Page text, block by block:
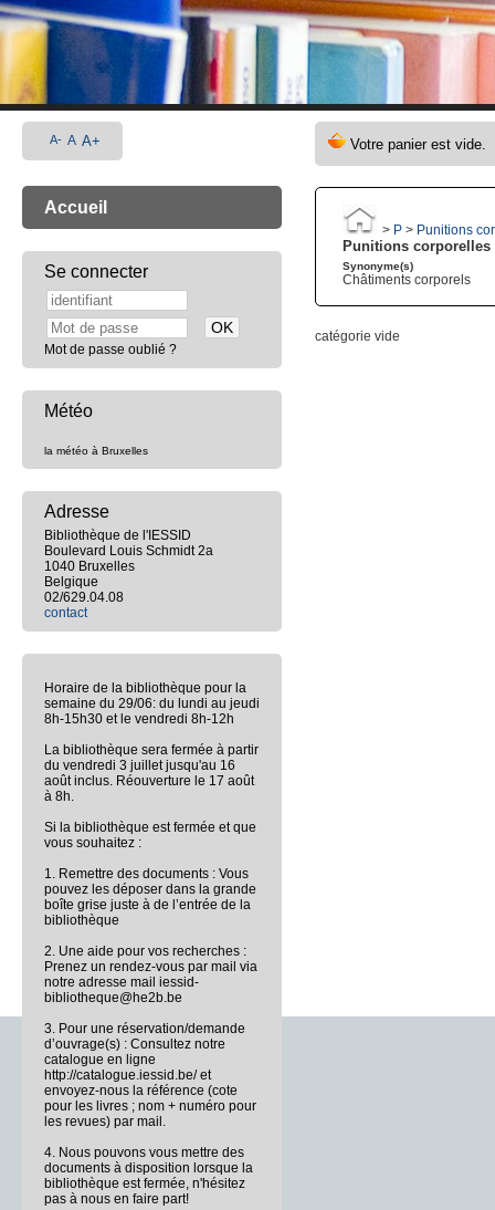
> P > Punitions
Punitions corporelles
Synonyme(s)
Châtiments corporels
catégorie vide
A- A A+
Accueil
Se connecter
Mot de passe oublié ?
Météo
la météo à Bruxelles
Adresse
Bibliothèque de l'IESSID
Boulevard Louis Schmidt 2a
1040 Bruxelles
Belgique
02/629.04.08
contact
Horaire de la bibliothèque pour la
semaine du 29/06: du lundi au jeudi
8h-15h30 et le vendredi 8h-12h
La bibliothèque sera fermée à partir
du vendredi 3 juillet jusqu'au 16
août inclus. Réouverture le 17 août
à 8h.
Si la bibliothèque est fermée et que
vous souhaitez :
1. Remettre des documents : Vous
pouvez les déposer dans la grande
boîte grise juste à de l’entrée de la
bibliothèque
2. Une aide pour vos recherches :
Prenez un rendez-vous par mail via
notre adresse mail iessid-
bibliotheque@he2b.be
3. Pour une réservation/demande
d’ouvrage(s) : Consultez notre
catalogue en ligne
http://catalogue.iessid.be/ et
envoyez-nous la référence (cote
pour les livres ; nom + numéro pour
les revues) par mail.
4. Nous pouvons vous mettre des
documents à disposition lorsque la
bibliothèque est fermée, n'hésitez
pas à nous en faire part!